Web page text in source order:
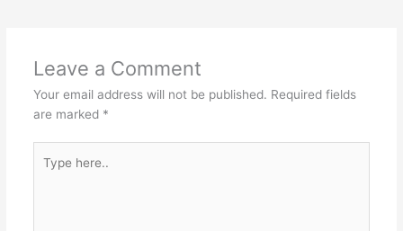
Leave a Comment
Your email address will not be published. Required fields
are marked *
here..